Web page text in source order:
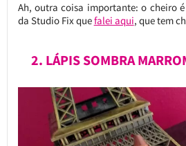
Ah, outra coisa importante: o cheiro
da Studio Fix quefalei aqui, que tem
2. LÁPIS SOMBRA